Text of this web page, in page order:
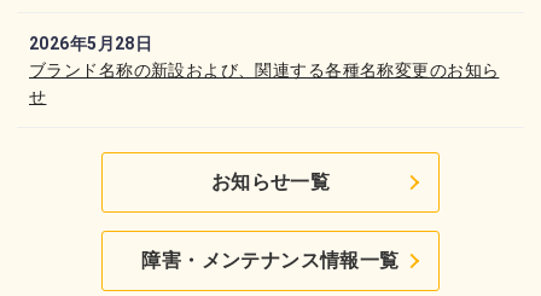
2026年5月28日
ブランド名称の新設および、関連する各種名称変更のお知ら
せ
お知らせ一覧
障害・メンテナンス情報一覧